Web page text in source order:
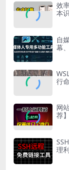
效
本
自
幕
行
网
荐
理